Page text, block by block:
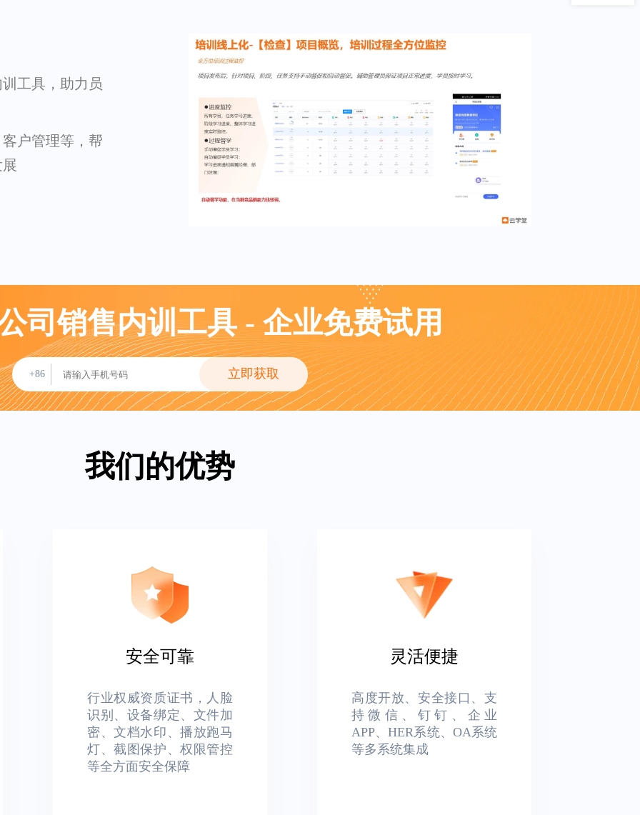
工具，助力员
户管理等，帮
司销售内训工具 - 企业免费试用
+86 立即获取
我们的优势
安全可靠
行业权威资质证书，人脸
识别、设备绑定、文件加
密、文档水印、播放跑马
灯、截图保护、权限管控
等全方面安全保障
灵活便捷
高度开放、安全接口、支
持微信、钉钉、企业
APP、HER系统、OA系统
等多系统集成